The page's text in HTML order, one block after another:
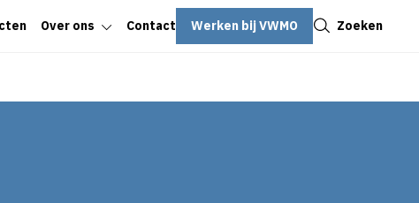
Over ons Contact Werken bij VWMO Zoeken
Sluiten